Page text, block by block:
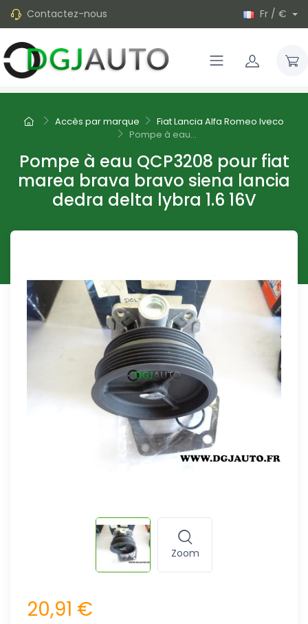
Contactez-nous Fr / €
Accès par marque
Fiat Lancia Alfa Romeo Iveco
Pompe à eau...
Pompe à eau QCP3208 pour fiat
marea brava bravo siena lancia
dedra delta lybra 1.6 16V
Zoom
20,91 €